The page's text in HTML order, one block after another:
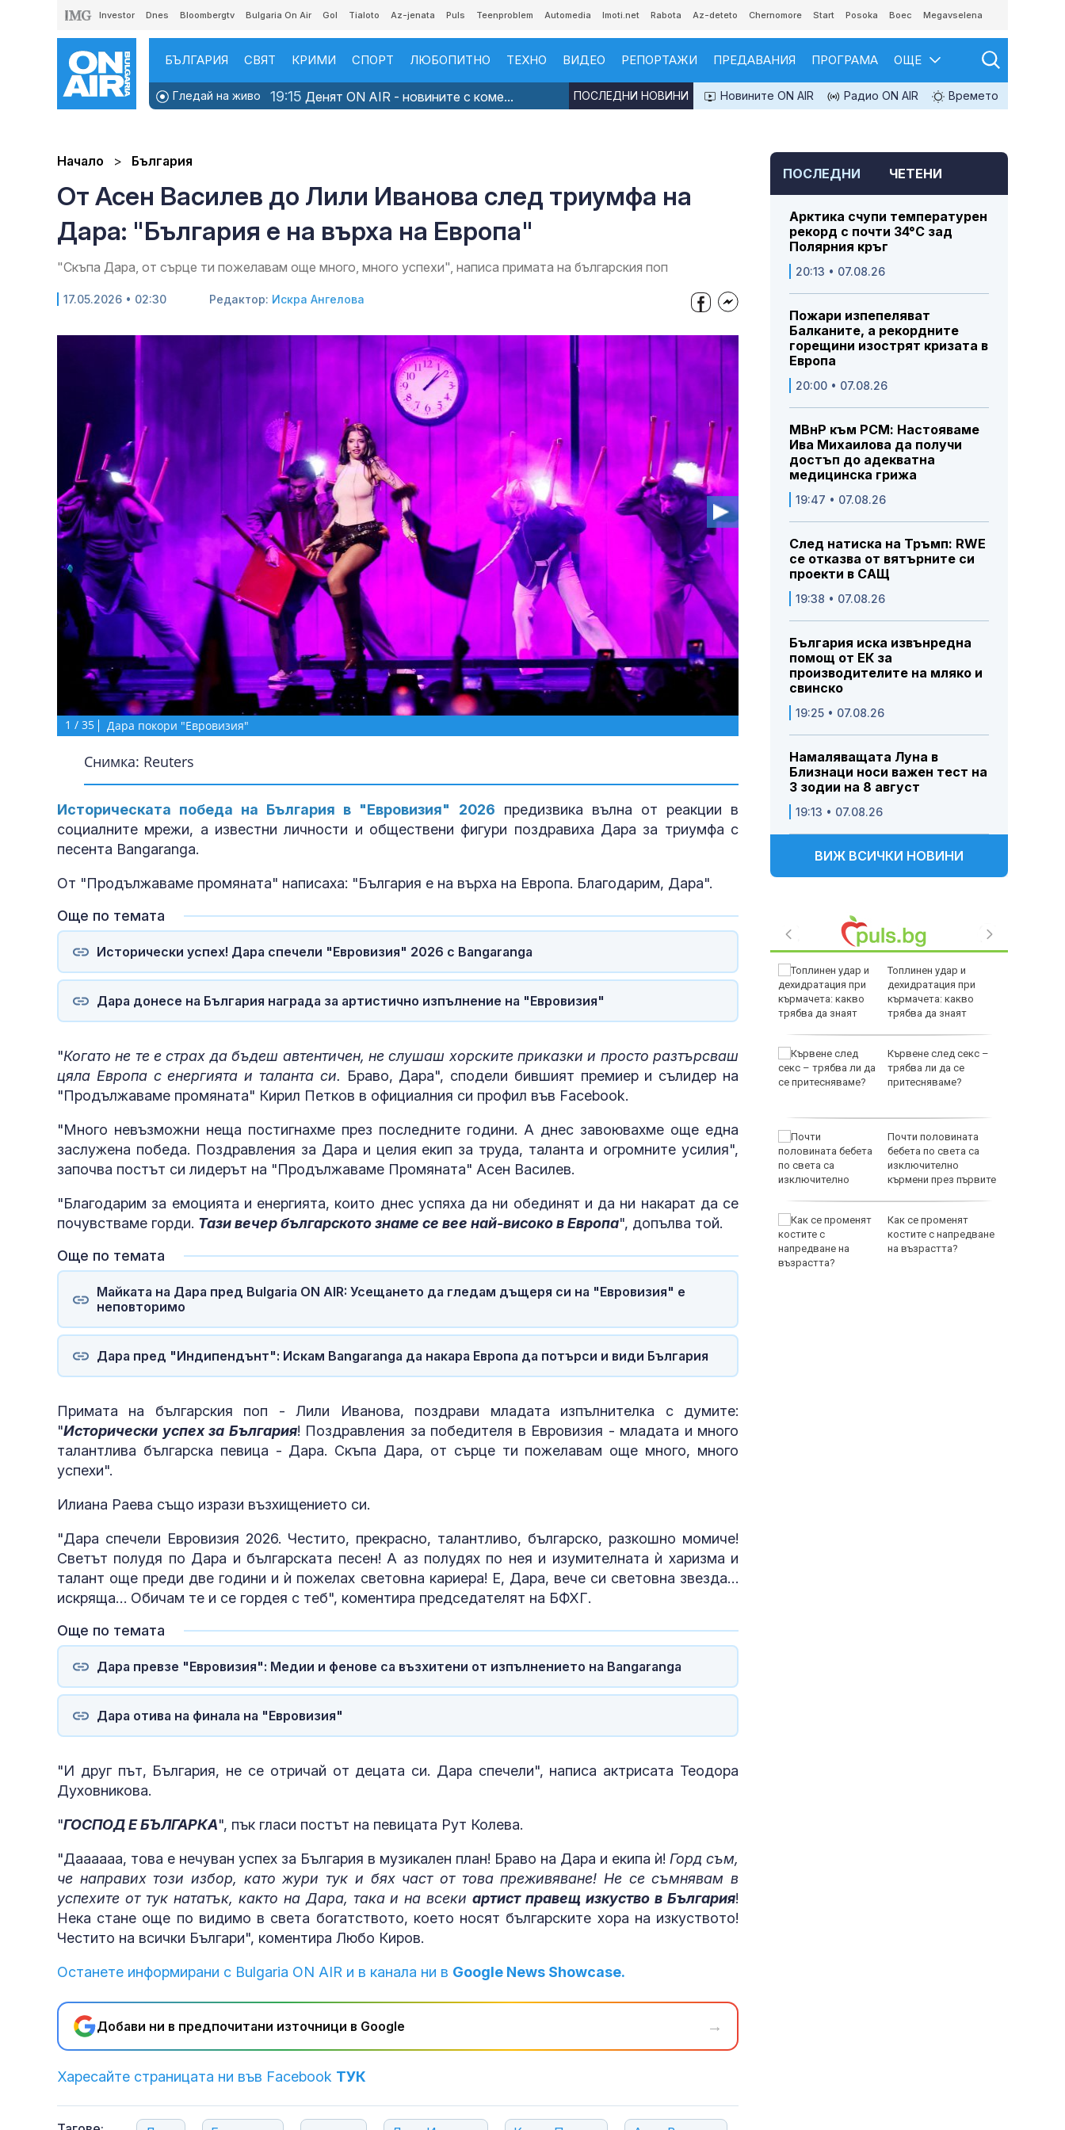
Investor Dnes Bloombergtv Bulgaria On Air Gol Tialoto Az-jenata Puls Teenproblem Automedia Imoti.net Rabota Az-deteto Chernomore Start Posoka Boec Megavselena
БЪЛГАРИЯ СВЯТ КРИМИ СПОРТ ЛЮБОПИТНО ТЕХНО ВИДЕО РЕПОРТАЖИ ПРЕДАВАНИЯ ПРОГРАМА ОЩЕ
Гледай на живо 19:15 Денят ON AIR - новините с коме... Новините ON AIR Радио ON AIR Времето
ПОСЛЕДНИ НОВИНИ
Начало България
От Асен Василев до Лили Иванова след триумфа на
Дара: "България е на върха на Европа"
"Скъпа Дара, от сърце ти пожелавам още много, много успехи", написа примата на българския поп
17.05.2026 • 02:30 Редактор: Искра Ангелова
1 / 35 Дара покори "Евровизия"
Снимка: Reuters
Историческата победа на България в "Евровизия" 2026 предизвика вълна от реакции в
социалните мрежи, а известни личности и обществени фигури поздравиха Дара за триумфа с
песента Bangaranga.
От "Продължаваме промяната" написаха: "България е на върха на Европа. Благодарим, Дара".
Още по темата
Исторически успех! Дара спечели "Евровизия" 2026 с Bangaranga
Дара донесе на България награда за артистично изпълнение на "Евровизия"
"Когато не те е страх да бъдеш автентичен, не слушаш хорските приказки и просто разтърсваш
цяла Европа с енергията и таланта си. Браво, Дара", сподели бившият премиер и сълидер на
"Продължаваме промяната" Кирил Петков в официалния си профил във Facebook.
"Много невъзможни неща постигнахме през последните години. А днес завоювахме още една
заслужена победа. Поздравления за Дара и целия екип за труда, таланта и огромните усилия",
започва постът си лидерът на "Продължаваме Промяната" Асен Василев.
"Благодарим за емоцията и енергията, които днес успяха да ни обединят и да ни накарат да се
почувстваме горди. Тази вечер българското знаме се вее най-високо в Европа", допълва той.
Още по темата
Майката на Дара пред Bulgaria ON AIR: Усещането да гледам дъщеря си на "Евровизия" е
неповторимо
Дара пред "Индипендънт": Искам Bangaranga да накара Европа да потърси и види България
Примата на българския поп - Лили Иванова, поздрави младата изпълнителка с думите:
"Исторически успех за България! Поздравления за победителя в Евровизия - младата и много
талантлива българска певица - Дара. Скъпа Дара, от сърце ти пожелавам още много, много
успехи".
Илиана Раева също изрази възхищението си.
"Дара спечели Евровизия 2026. Честито, прекрасно, талантливо, българско, разкошно момиче!
Светът полудя по Дара и българската песен! А аз полудях по нея и изумителната ѝ харизма и
талант още преди две години и ѝ пожелах световна кариера! Е, Дара, вече си световна звезда…
искряща… Обичам те и се гордея с теб", коментира председателят на БФХГ.
Още по темата
Дара превзе "Евровизия": Медии и фенове са възхитени от изпълнението на Bangaranga
Дара отива на финала на "Евровизия"
"И друг път, България, не се отричай от децата си. Дара спечели", написа актрисата Теодора
Духовникова.
"ГОСПОД Е БЪЛГАРКА", пък гласи постът на певицата Рут Колева.
"Даааааа, това е нечуван успех за България в музикален план! Браво на Дара и екипа ѝ! Горд съм,
че направих този избор, като жури тук и бях част от това преживяване! Не се съмнявам в
успехите от тук нататък, както на Дара, така и на всекиартист правещ изкуство в България!
Нека стане още по видимо в света богатството, което носят българските хора на изкуството!
Честито на всички Българи", коментира Любо Киров.
Останете информирани с Bulgaria ON AIR и в канала ни в Google News Showcase.
Добави ни в предпочитани източници в Google →
Харесайте страницата ни във Facebook ТУК
ПОСЛЕДНИ ЧЕТЕНИ
Арктика счупи температурен
рекорд с почти 34°C зад
Полярния кръг
20:13 • 07.08.26
Пожари изпепеляват
Балканите, а рекордните
горещини изострят кризата в
Европа
20:00 • 07.08.26
МВнР към РСМ: Настояваме
Ива Михаилова да получи
достъп до адекватна
медицинска грижа
19:47 • 07.08.26
След натиска на Тръмп: RWE
се отказва от вятърните си
проекти в САЩ
19:38 • 07.08.26
България иска извънредна
помощ от ЕК за
производителите на мляко и
свинско
19:25 • 07.08.26
Намаляващата Луна в
Близнаци носи важен тест на
3 зодии на 8 август
19:13 • 07.08.26
ВИЖ ВСИЧКИ НОВИНИ
МВнР: Настояваме Ива
Михайлова да получи
7 идеи за "Направи си
сам" за дома
Голям пожар в сухи
треви гори край
Рекорден износ на
Топлинен удар и
дехидратация при
кърмачета: какво
трябва да знаят
Кървене след секс –
трябва ли да се
притесняваме?
Почти половината
бебета по света са
изключително
кърмени през първите
Как се променят
костите с напредване
на възрастта?